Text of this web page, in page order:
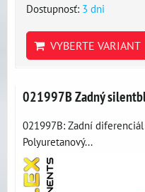
Dostupnosť: 3 dni
VYBERTE VARIANT
021997B Zadný
021997B: Zadní
Polyuretanový...